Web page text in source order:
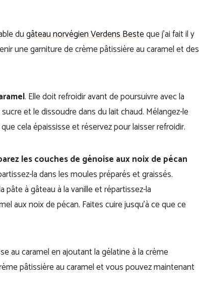
dugâteau norvégien Verdens Besteque j’ai fait il y
une garniture de crème pâtissière au caramel et des
. Elle doit refroidir avant de poursuivre avec la
et le dissoudre dans du lait chaud. Mélangez-le
cela épaississe et réservez pour laisser refroidir.
les couches de génoise aux noix de pécan
la dans les moules préparés et graissés.
pâte à gâteau à la vanille et répartissez-la
aux noix de pécan. Faites cuire jusqu’à ce que ce
au caramel en ajoutant la gélatine à la crème
pâtissière au caramel et vous pouvez maintenant